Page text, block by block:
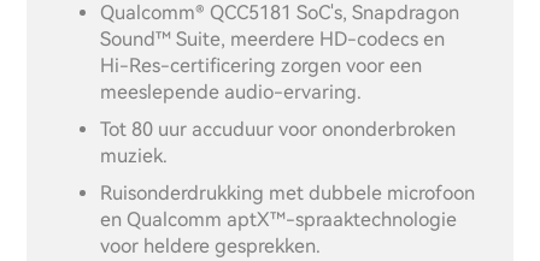
Qualcomm® QCC5181 SoC's, Snapdragon
Sound™ Suite, meerdere HD-codecs en
Hi-Res-certificering zorgen voor een
meeslepende audio-ervaring.
Tot 80 uur accuduur voor ononderbroken
muziek.
Ruisonderdrukking met dubbele microfoon
en Qualcomm aptX™-spraaktechnologie
voor heldere gesprekken.